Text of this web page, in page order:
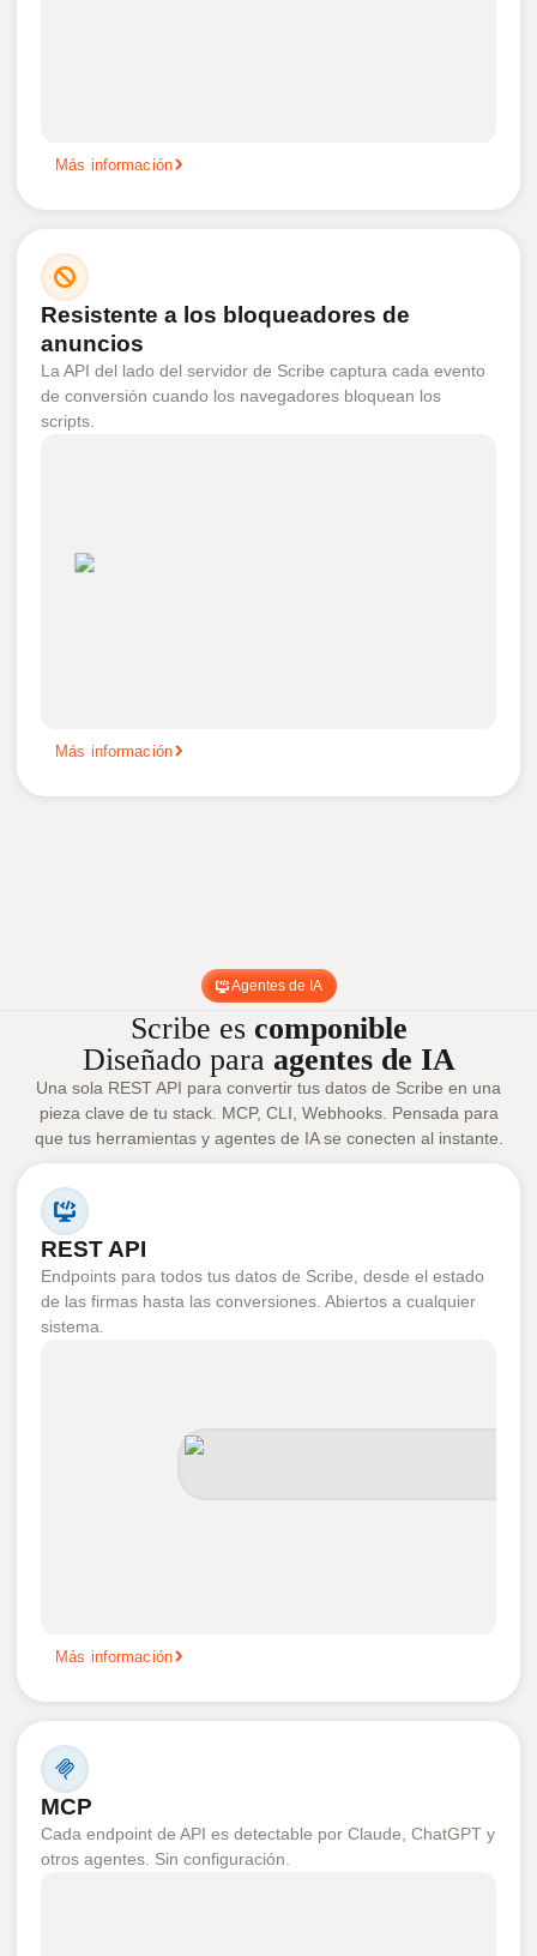
Más información
Resistente a los bloqueadores de
anuncios
La API del lado del servidor de Scribe captura cada evento
de conversión cuando los navegadores bloquean los
scripts.
Más información
Agentes de IA
Scribe es componible
Diseñado para agentes de IA
Una sola REST API para convertir tus datos de Scribe en una
pieza clave de tu stack. MCP, CLI, Webhooks. Pensada para
que tus herramientas y agentes de IA se conecten al instante.
REST API
Endpoints para todos tus datos de Scribe, desde el estado
de las firmas hasta las conversiones. Abiertos a cualquier
sistema.
Más información
MCP
Cada endpoint de API es detectable por Claude, ChatGPT y
otros agentes. Sin configuración.